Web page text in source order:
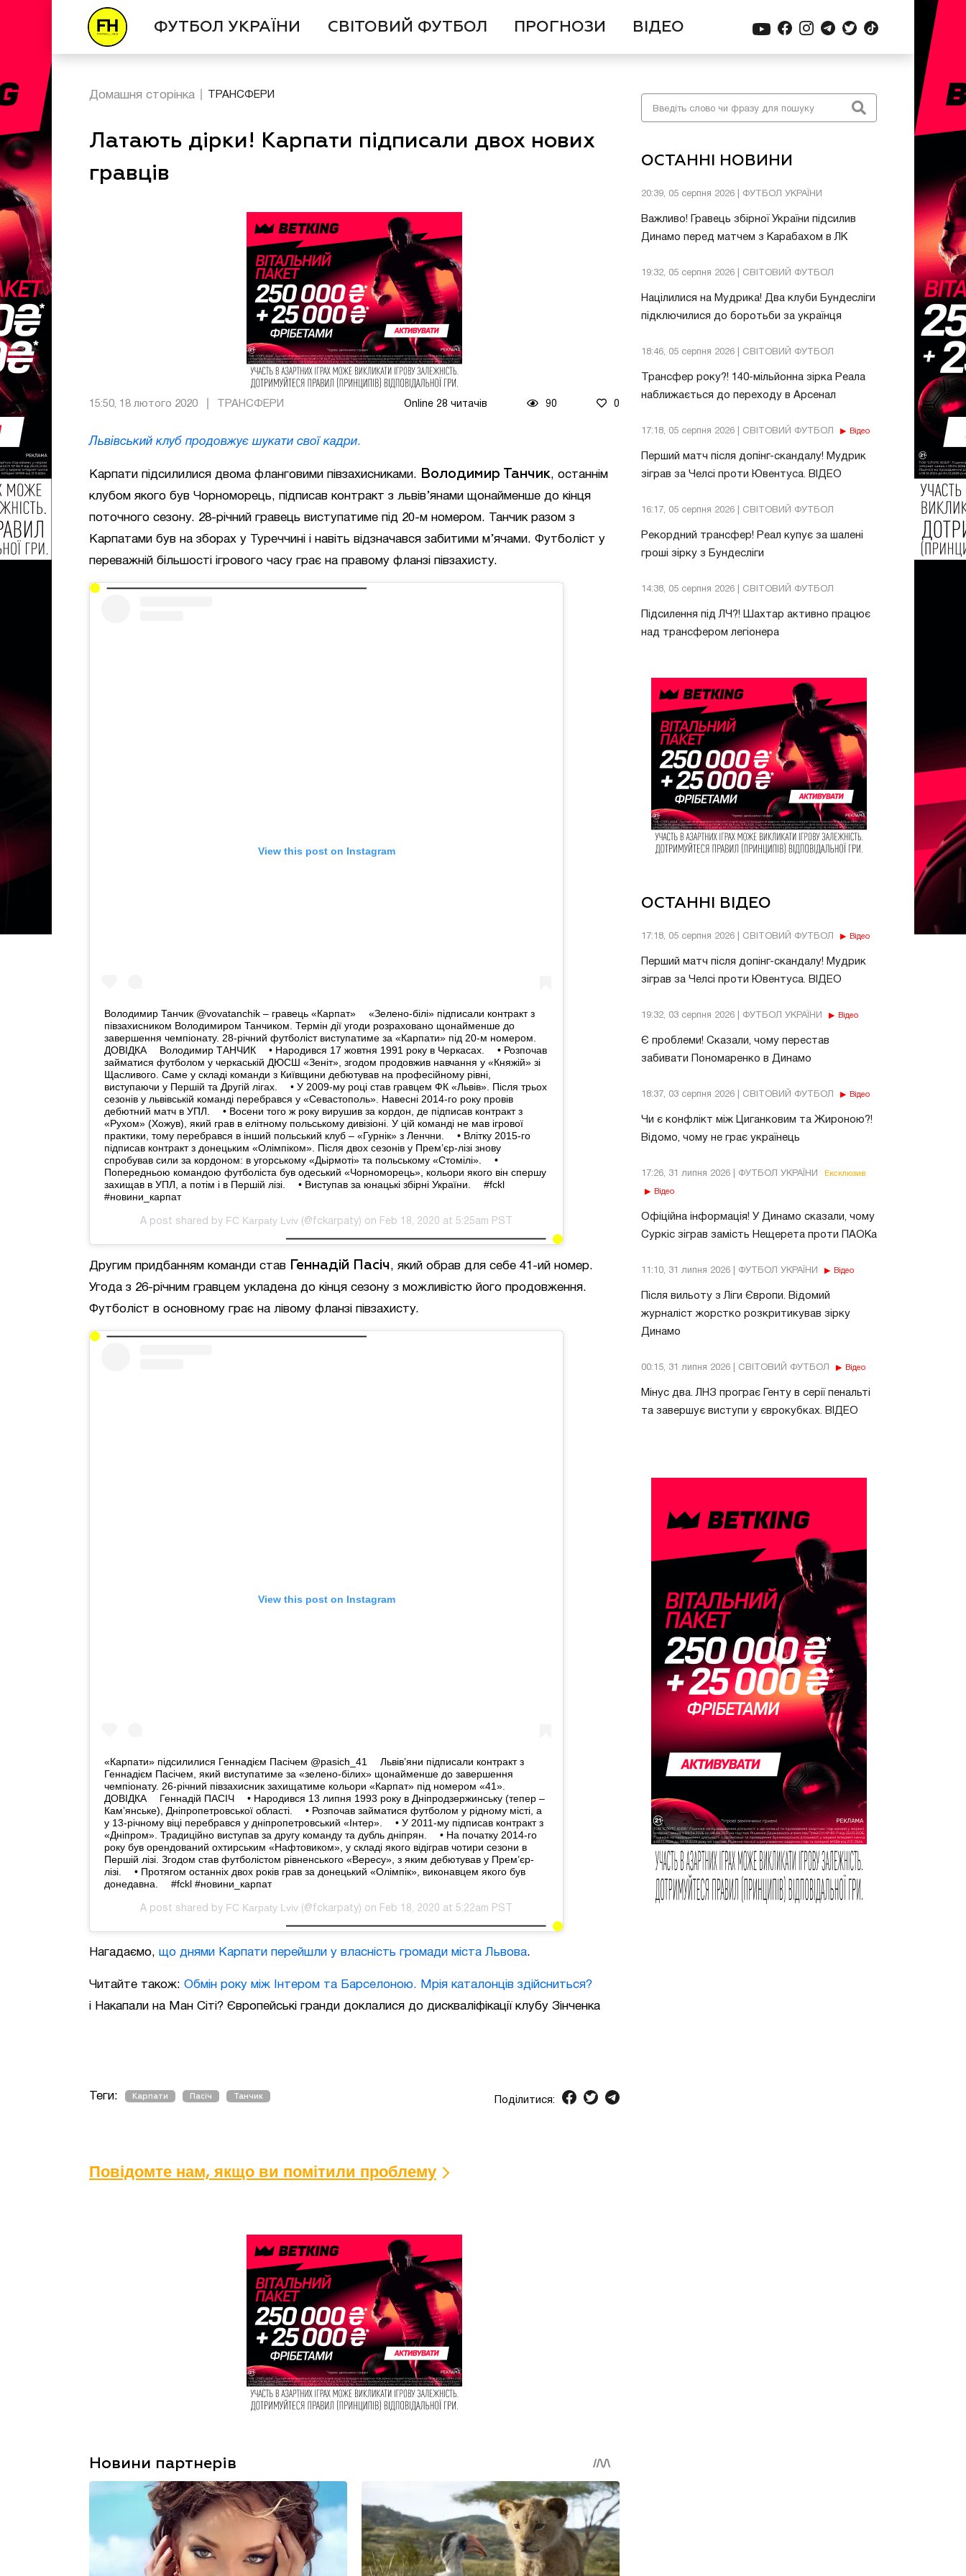
ФУТБОЛ УКРАЇНИ СВІТОВИЙ ФУТБОЛ ПРОГНОЗИ ВІДЕО
ОСТАННІ НОВИНИ
20:39, 05 серпня 2026 | ФУТБОЛ УКРАЇНИ
Важливо! Гравець збірної України підсилив
Динамо перед матчем з Карабахом в ЛК
19:32, 05 серпня 2026 | СВІТОВИЙ ФУТБОЛ
Націлилися на Мудрика! Два клуби Бундесліги
підключилися до боротьби за українця
18:46, 05 серпня 2026 | СВІТОВИЙ ФУТБОЛ
Трансфер року?! 140-мільйонна зірка Реала
наближається до переходу в Арсенал
17:18, 05 серпня 2026 | СВІТОВИЙ ФУТБОЛ Відео
Перший матч після допінг-скандалу! Мудрик
зіграв за Челсі проти Ювентуса. ВІДЕО
16:17, 05 серпня 2026 | СВІТОВИЙ ФУТБОЛ
Рекордний трансфер! Реал купує за шалені
гроші зірку з Бундесліги
14:38, 05 серпня 2026 | СВІТОВИЙ ФУТБОЛ
Підсилення під ЛЧ?! Шахтар активно працює
над трансфером легіонера
ОСТАННІ ВІДЕО
17:18, 05 серпня 2026 | СВІТОВИЙ ФУТБОЛ Відео
Перший матч після допінг-скандалу! Мудрик
зіграв за Челсі проти Ювентуса. ВІДЕО
19:32, 03 серпня 2026 | ФУТБОЛ УКРАЇНИ Відео
Є проблеми! Сказали, чому перестав
забивати Пономаренко в Динамо
18:37, 03 серпня 2026 | СВІТОВИЙ ФУТБОЛ Відео
Чи є конфлікт між Циганковим та Жироною?!
Відомо, чому не грає українець
17:26, 31 липня 2026 | ФУТБОЛ УКРАЇНИ Ексклюзив
Відео
Офіційна інформація! У Динамо сказали, чому
Суркіс зіграв замість Нещерета проти ПАОКа
11:10, 31 липня 2026 | ФУТБОЛ УКРАЇНИ Відео
Після вильоту з Ліги Європи. Відомий
журналіст жорстко розкритикував зірку
Динамо
00:15, 31 липня 2026 | СВІТОВИЙ ФУТБОЛ Відео
Мінус два. ЛНЗ програє Генту в серії пенальті
та завершує виступи у єврокубках. ВІДЕО
Домашня сторінка ТРАНСФЕРИ
Латають дірки! Карпати підписали двох нових
гравців
15:50, 18 лютого 2020 ТРАНСФЕРИ Online 28 читачів 90 0
Львівський клуб продовжує шукати свої кадри.
Карпати підсилилися двома фланговими півзахисниками. Володимир Танчик, останнім
клубом якого був Чорноморець, підписав контракт з львів’янами щонайменше до кінця
поточного сезону. 28-річний гравець виступатиме під 20-м номером. Танчик разом з
Карпатами був на зборах у Туреччині і навіть відзначався забитими м’ячами. Футболіст у
переважній більшості ігрового часу грає на правому фланзі півзахисту.
View this post on Instagram
Володимир Танчик @vovatanchik – гравець «Карпат» ⠀ «Зелено-білі» підписали контракт з
півзахисником Володимиром Танчиком. Термін дії угоди розраховано щонайменше до
завершення чемпіонату. 28-річний футболіст виступатиме за «Карпати» під 20-м номером. ⠀
ДОВІДКА ⠀ Володимир ТАНЧИК ⠀ • Народився 17 жовтня 1991 року в Черкасах. ⠀ • Розпочав
займатися футболом у черкаській ДЮСШ «Зеніт», згодом продовжив навчання у «Княжій» зі
Щасливого. Саме у складі команди з Київщини дебютував на професійному рівні,
виступаючи у Першій та Другій лігах. ⠀ • У 2009-му році став гравцем ФК «Львів». Після трьох
сезонів у львівській команді перебрався у «Севастополь». Навесні 2014-го року провів
дебютний матч в УПЛ. ⠀ • Восени того ж року вирушив за кордон, де підписав контракт з
«Рухом» (Хожув), який грав в елітному польському дивізіоні. У цій команді не мав ігрової
практики, тому перебрався в інший польський клуб – «Гурнік» з Ленчни. ⠀ • Влітку 2015-го
підписав контракт з донецьким «Олімпіком». Після двох сезонів у Прем’єр-лізі знову
спробував сили за кордоном: в угорському «Дьірмоті» та польському «Стомілі». ⠀ •
Попередньою командою футболіста був одеський «Чорноморець», кольори якого він спершу
захищав в УПЛ, а потім і в Першій лізі. ⠀ • Виступав за юнацькі збірні України. ⠀ #fckl
#новини_карпат
A post shared by FC Karpaty Lviv (@fckarpaty) on Feb 18, 2020 at 5:25am PST
Другим придбанням команди став Геннадій Пасіч , який обрав для себе 41-ий номер.
Угода з 26-річним гравцем укладена до кінця сезону з можливістю його продовження.
Футболіст в основному грає на лівому фланзі півзахисту.
View this post on Instagram
«Карпати» підсилилися Геннадієм Пасічем @pasich_41 ⠀ Львів’яни підписали контракт з
Геннадієм Пасічем, який виступатиме за «зелено-білих» щонайменше до завершення
чемпіонату. 26-річний півзахисник захищатиме кольори «Карпат» під номером «41». ⠀
ДОВІДКА ⠀ Геннадій ПАСІЧ ⠀ • Народився 13 липня 1993 року в Дніпродзержинську (тепер –
Кам’янське), Дніпропетровської області. ⠀ • Розпочав займатися футболом у рідному місті, а
у 13-річному віці перебрався у дніпропетровський «Інтер». ⠀ • У 2011-му підписав контракт з
«Дніпром». Традиційно виступав за другу команду та дубль дніпрян. ⠀ • На початку 2014-го
року був орендований охтирським «Нафтовиком», у складі якого відіграв чотири сезони в
Першій лізі. Згодом став футболістом рівненського «Вересу», з яким дебютував у Прем’єр-
лізі. ⠀ • Протягом останніх двох років грав за донецький «Олімпік», виконавцем якого був
донедавна. ⠀ #fckl #новини_карпат
A post shared by FC Karpaty Lviv (@fckarpaty) on Feb 18, 2020 at 5:22am PST
Нагадаємо, що днями Карпати перейшли у власність громади міста Львова.
Читайте також: Обмін року між Інтером та Барселоною. Мрія каталонців здійсниться?
і Накапали на Ман Сіті? Європейські гранди доклалися до дискваліфікації клубу Зінченка
Теги: Карпати Пасіч Танчик Поділитися:
Повідомте нам, якщо ви помітили проблему